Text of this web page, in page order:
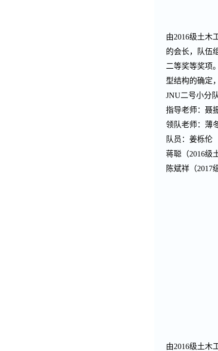
由2016级土木
的会长，队伍
二等奖等奖项
型结构的确定
JNU二号小分
指导老师：聂
领队老师：薄
队员：姜栎伦
蒋聪（2016级
陈斌祥（2017
由2016级土木